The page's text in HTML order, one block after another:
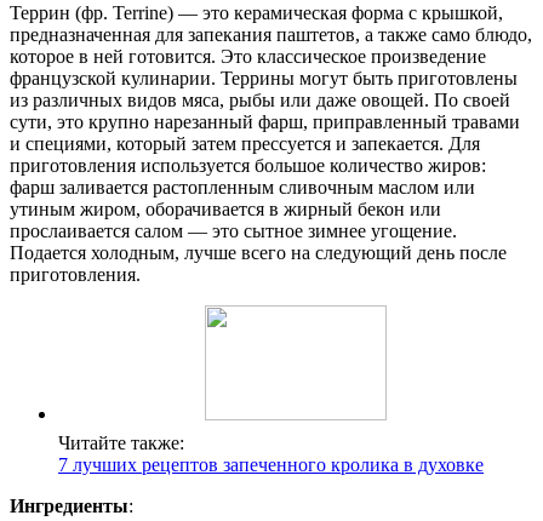
Террин (фр. Terrine) — это керамическая форма с крышкой,
предназначенная для запекания паштетов, а также само блюдо,
которое в ней готовится. Это классическое произведение
французской кулинарии. Террины могут быть приготовлены
из различных видов мяса, рыбы или даже овощей. По своей
сути, это крупно нарезанный фарш, приправленный травами
и специями, который затем прессуется и запекается. Для
приготовления используется большое количество жиров:
фарш заливается растопленным сливочным маслом или
утиным жиром, оборачивается в жирный бекон или
прослаивается салом — это сытное зимнее угощение.
Подается холодным, лучше всего на следующий день после
приготовления.
Читайте также:
7 лучших рецептов запеченного кролика в духовке
Ингредиенты: